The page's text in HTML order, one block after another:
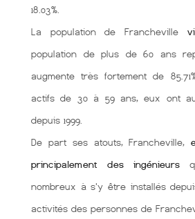
18.03%.
La population de Francheville
population de plus de 60 ans
augmente très fortement de
actifs de 30 à 59 ans, eux ont
depuis 1999.
De part ses atouts, Francheville,
principalement des ingénieurs
nombreux à s'y être installés
activités des personnes de